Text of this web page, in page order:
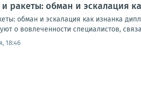
ракеты: обман и эскалация
обман и эскалация как изнанка
о вовлеченности специалистов,
18:46